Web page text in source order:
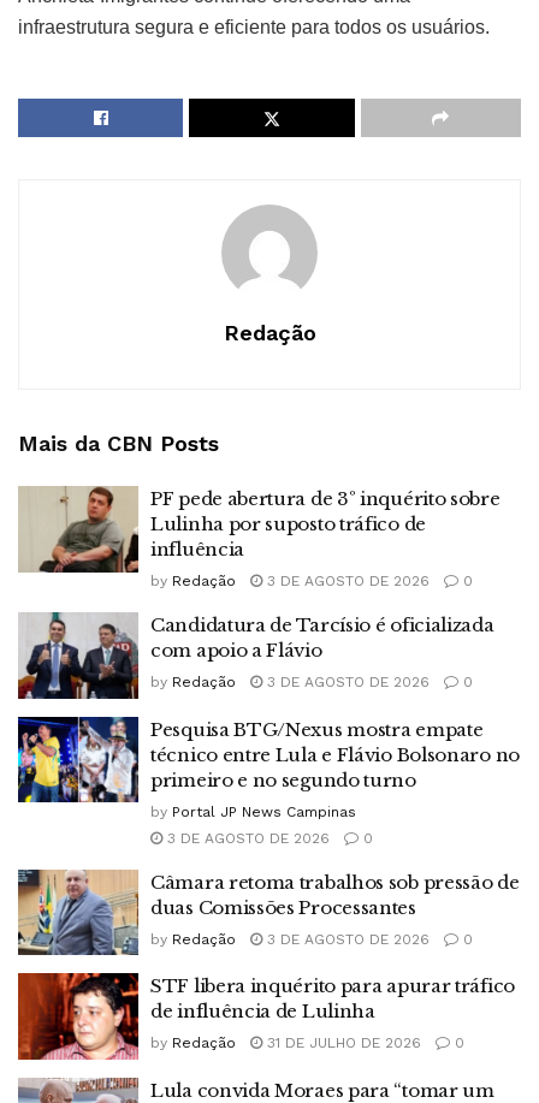
infraestrutura segura e eficiente para todos os usuários.
Redação
Mais da CBN Posts
PF pede abertura de 3º inquérito sobre
Lulinha por suposto tráfico de
influência
by Redação 3 DE AGOSTO DE 2026 0
Candidatura de Tarcísio é oficializada
com apoio a Flávio
by Redação 3 DE AGOSTO DE 2026 0
Pesquisa BTG/Nexus mostra empate
técnico entre Lula e Flávio Bolsonaro no
primeiro e no segundo turno
by Portal JP News Campinas
3 DE AGOSTO DE 2026
0
Câmara retoma trabalhos sob pressão de
duas Comissões Processantes
by Redação 3 DE AGOSTO DE 2026 0
STF libera inquérito para apurar tráfico
de influência de Lulinha
by Redação 31 DE JULHO DE 2026 0
Lula convida Moraes para “tomar um